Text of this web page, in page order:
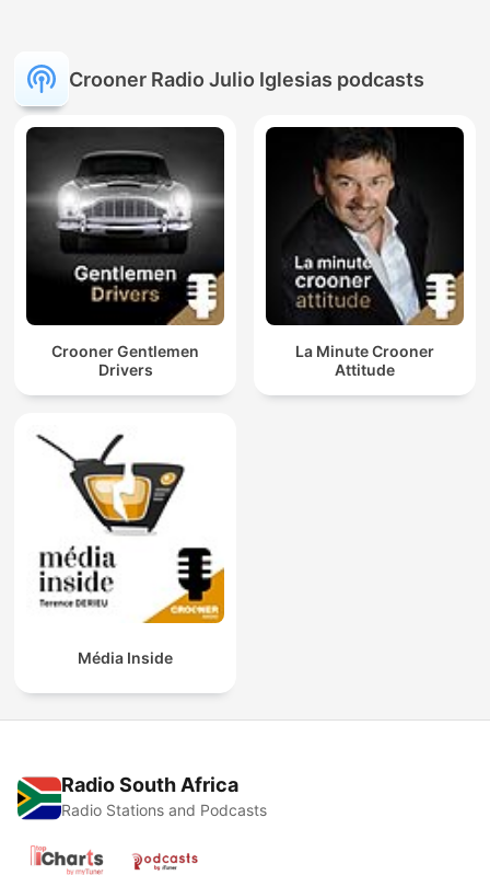
Crooner Radio Julio Iglesias podcasts
Crooner Gentlemen
Drivers
La Minute Crooner
Attitude
Média Inside
Radio South Africa
Radio Stations and Podcasts